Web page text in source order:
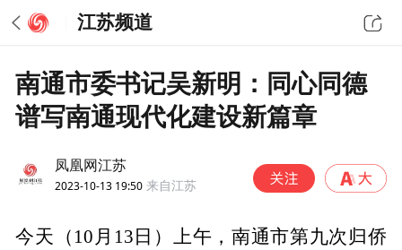
江苏频道
南通市委书记吴新明：同心同德
谱写南通现代化建设新篇章
凤凰网江苏
2023-10-13 19:50 来自江苏
今天（10月13日）上午，南通市第九次归侨